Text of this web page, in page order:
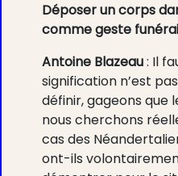
Déposer un corps
comme geste
Antoine Blazeau: Il
signification n’est
définir, gageons que
nous cherchons
cas des
ont-ils